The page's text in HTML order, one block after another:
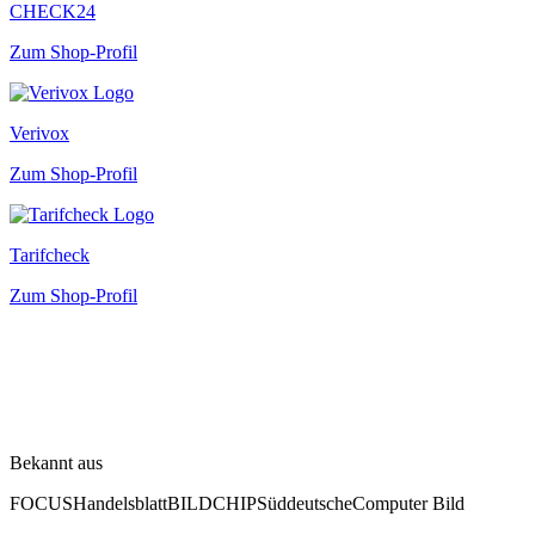
CHECK24
Zum Shop-Profil
Verivox
Zum Shop-Profil
Tarifcheck
Zum Shop-Profil
Bekannt aus
FOCUSHandelsblattBILDCHIPSüddeutscheComputer Bild